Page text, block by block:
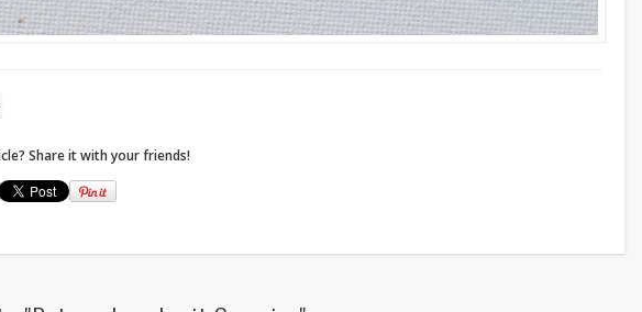
Share it with your friends!